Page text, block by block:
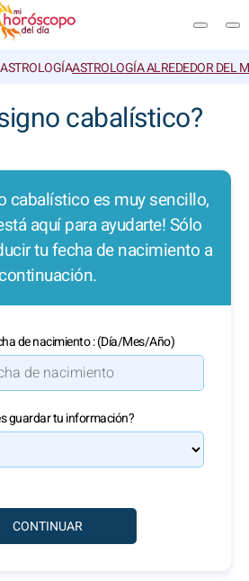
ASTROLOGÍA ALREDEDOR DEL
cabalístico?
cabalístico es muy sencillo,
aquí para ayudarte! Sólo
tu fecha de nacimiento a
continuación.
de nacimiento : (Día/Mes/Año)
guardar tu información?